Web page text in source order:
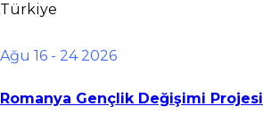
Türkiye
Ağu 16 - 24 2026
Romanya Gençlik Değişimi Projesi